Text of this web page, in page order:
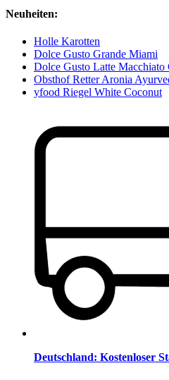
Neuheiten:
Holle Karotten
Dolce Gusto Grande Miami
Dolce Gusto Latte Macchiato
Obsthof Retter Aronia
yfood Riegel White Coconut
Deutschland: Kostenloser